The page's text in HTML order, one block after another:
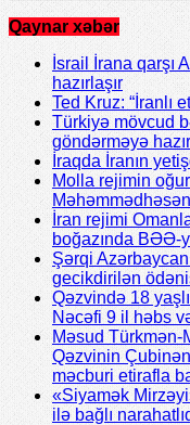
Qaynar xəbər
İsrail İrana qarşı
hazırlaşır
Ted Kruz: “İranlı
Türkiyə mövcud
göndərməyə
İraqda İranın
Molla rejimin
İran rejimi
boğazında BƏƏ-
Şərqi
gecikdirilən
Qəzvində 18
Nəcəfi 9 il həbs
Məsud
Qəzvinin
məcburi etirafla
«Siyamək
ilə bağlı